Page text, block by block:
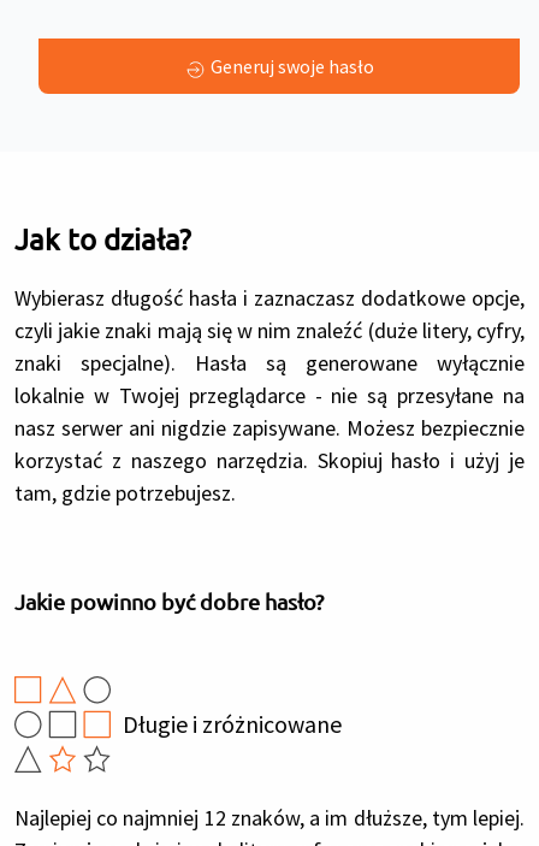
Generuj swoje hasło
Jak to działa?
Wybierasz długość hasła i zaznaczasz dodatkowe opcje,
czyli jakie znaki mają się w nim znaleźć (duże litery, cyfry,
znaki specjalne). Hasła są generowane wyłącznie
lokalnie w Twojej przeglądarce - nie są przesyłane na
nasz serwer ani nigdzie zapisywane. Możesz bezpiecznie
korzystać z naszego narzędzia. Skopiuj hasło i użyj je
tam, gdzie potrzebujesz.
Jakie powinno być dobre hasło?
Długie i zróżnicowane
Najlepiej co najmniej 12 znaków, a im dłuższe, tym lepiej.